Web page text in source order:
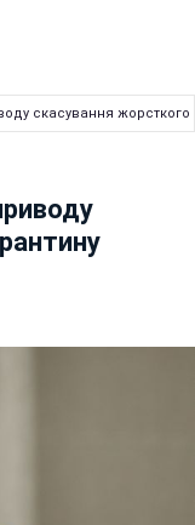
скасування жорсткого